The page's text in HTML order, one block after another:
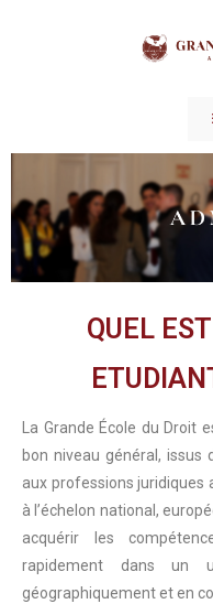
QUEL
La Grande École du Droit
bon niveau général, issus
aux professions
à l’échelon national,
acquérir les
rapidement dans un
géographiquement et en